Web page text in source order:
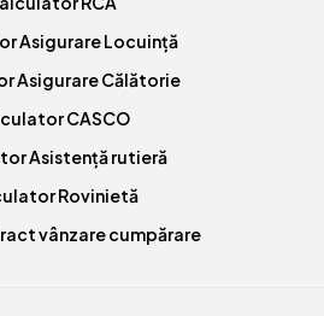
Asigurare Locuință
Asigurare Călătorie
CASCO
Asistență rutieră
Rovinietă
vânzare cumpărare